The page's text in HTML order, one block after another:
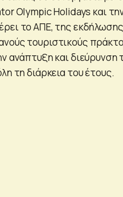
Olympic Holidays και
το ΑΠΕ, της
τουριστικούς
ανάπτυξη και
τη διάρκεια του έτους.